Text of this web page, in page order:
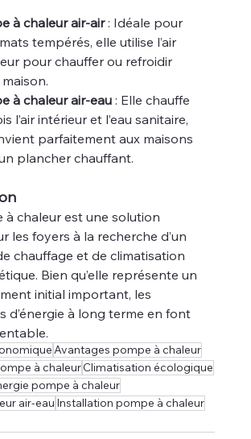
à chaleur air-air : Idéale pour
tempérés, elle utilise l’air
pour chauffer ou refroidir
à chaleur air-eau : Elle chauffe
l’air intérieur et l’eau sanitaire,
parfaitement aux maisons
plancher chauffant.
à chaleur est une solution
les foyers à la recherche d’un
chauffage et de climatisation
Bien qu’elle représente un
initial important, les
d’énergie à long terme en font
Avantages pompe à chaleur
à chaleurClimatisation écologique
pompe à chaleur
air-eau Installation pompe à chaleur